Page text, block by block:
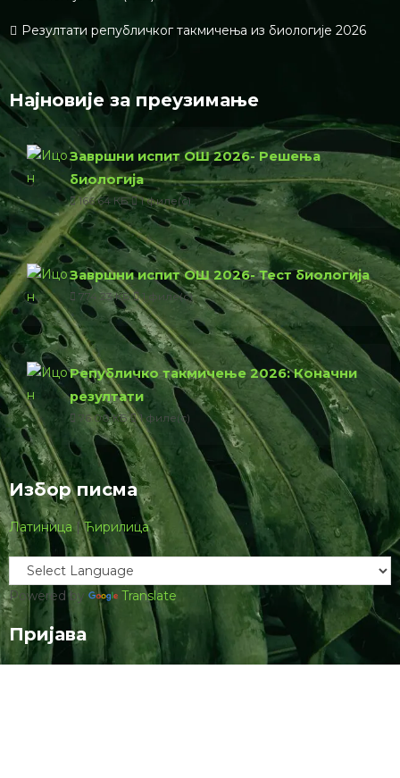
Резултати републичког такмичења из биологије 2026
Најновије за преузимање
Завршни испит ОШ 2026- Решења
биологија
166.64 КБ 1 филе(с)
Завршни испит ОШ 2026- Тест биологија
774.23 КБ 1 филе(с)
Републичко такмичење 2026: Коначни
резултати
76.00 КБ 1 филе(с)
Избор писма
Латиница |Ћирилица
Powered by Translate
Пријава